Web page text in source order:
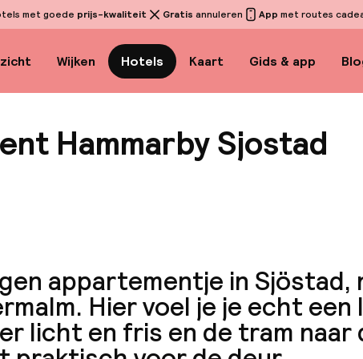
met goede prijs-kwaliteit Gratis annuleren App met routes
Wijken Hotels Kaart Gids & app
Hammarby Sjostad
appartementje in Sjöstad,
Hier voel je je echt een
licht en fris en de tram naar